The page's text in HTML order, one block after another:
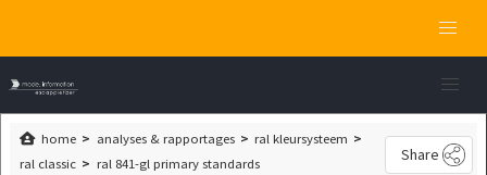
home analyses & rapportages
ral kleursysteem
ral classic
ral 841-gl primary standards Share